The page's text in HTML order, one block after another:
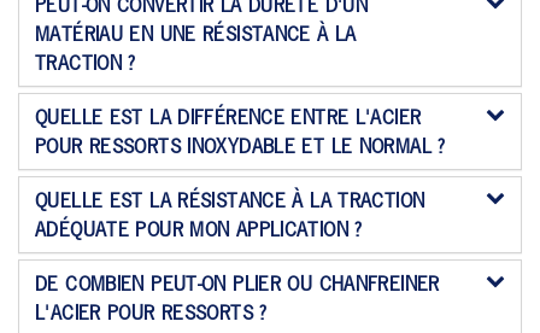
MATÉRIAU EN UNE RÉSISTANCE À LA
TRACTION ?
QUELLE EST LA DIFFÉRENCE ENTRE L'ACIER
POUR RESSORTS INOXYDABLE ET LE NORMAL ?
QUELLE EST LA RÉSISTANCE À LA TRACTION
ADÉQUATE POUR MON APPLICATION ?
DE COMBIEN PEUT-ON PLIER OU CHANFREINER
L'ACIER POUR RESSORTS ?